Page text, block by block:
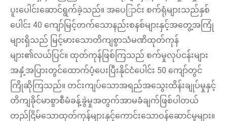
ပူးပေါင်းဆောင်ရွက်ခဲ့သည်။ အပေြာင်း စက်ရုံများသည်နှစ်
ပေါင်း 40 ကျော်မြင့်တက်သောနည်းစနစ်များနှင့်အတွေ့အကြုံ
များရှိသည် မြင့်မားသောတိကျစွာသံမဏိထုတ်ကုန်
များ၏လယ်ပြင်။ ထုတ်ကုန်ဖြစ်ကြသည် စက်မှုလုပ်ငန်းများ
အနှံ့အပြားတွင်ထောက်ပံ့ပေးပြီးနိုင်ငံပေါင်း 50 ကျော်တွင်
ကြိုဆိုကြသည်။ တင်းကျပ်သောအရည်အသွေးထိန်းချုပ်မှုနှင့်
တိကျခိုင်မာစွာစီမံခန့်ခွဲမှုအတွက်အာမခံချက်ဖြစ်ပါတယ်
တည်ငြိမ်သောထုတ်ကုန်များနှင့်ကောင်းသောဝန်ဆောင်မှုများ။